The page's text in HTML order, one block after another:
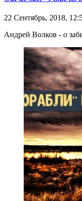
22 Сентябрь, 2018,
Андрей Волков - о